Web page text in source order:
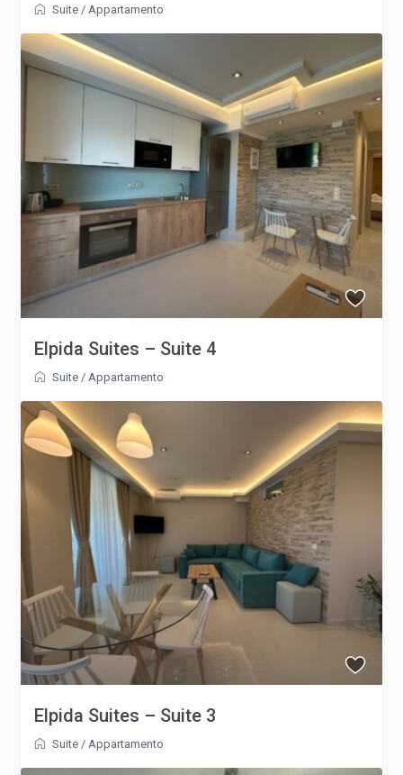
Suite /Appartamento
Elpida Suites – Suite 4
Suite / Appartamento
Elpida Suites – Suite 3
Suite /Appartamento